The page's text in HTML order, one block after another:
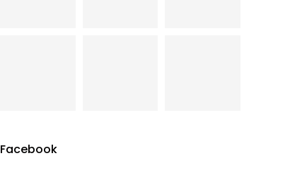
Facebook